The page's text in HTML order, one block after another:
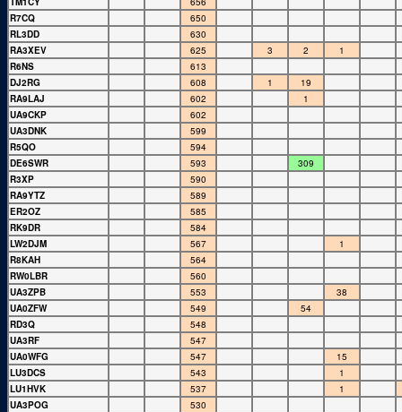
R7CQ
650
RL3DD
630
RA3XEV
625 3 2
1
R6NS
613
DJ2RG
608 1
19
RA9LAJ
602
1
UA9CKP
602
UA3DNK
599
R5QO
594
DE6SWR
593
309
R3XP
590
RA9YTZ
589
ER2OZ
585
RK9DR
584
LW2DJM
567
1
R8KAH
564
RW0LBR
560
UA3ZPB
553
38
UA0ZFW
549
54
RD3Q
548
UA3RF
547
UA0WFG
547
15
LU3DCS
543
1
LU1HVK
537
1
UA3POG
530